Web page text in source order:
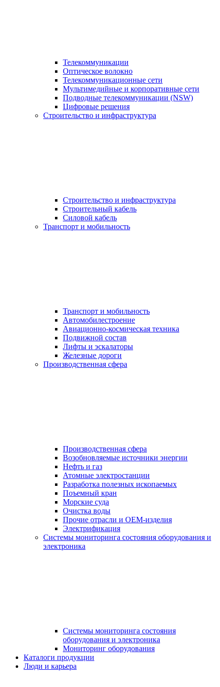
Телекоммуникации
Оптическое волокно
Телекоммуникационные сети
Мультимедийные и корпоративные сети
Подводные телекоммуникации (NSW)
Цифровые решения
Строительство и инфраструктура
Строительство и инфраструктура
Строительный кабель
Силовой кабель
Транспорт и мобильность
Транспорт и мобильность
Автомобилестроение
Авиационно-космическая техника
Подвижной состав
Лифты и эскалаторы
Железные дороги
Производственная сфера
Производственная сфера
Возобновляемые источники энергии
Нефть и газ
Атомные электростанции
Разработка полезных ископаемых
Поъемный кран
Морские суда
Очистка воды
Прочие отрасли и OEM-изделия
Электрификация
Системы мониторинга состояния оборудования и
электроника
Системы мониторинга состояния
оборудования и электроника
Мониторинг оборудования
Каталоги продукции
Люди и карьера